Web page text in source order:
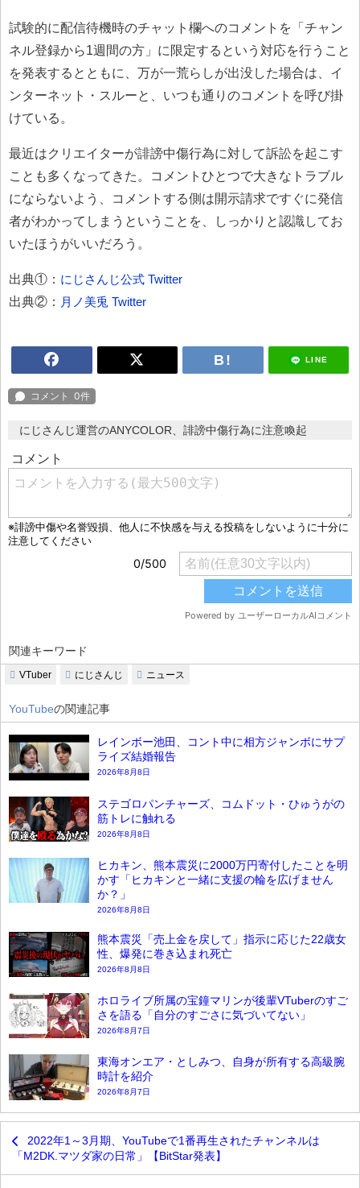
試験的に配信待機時のチャット欄へのコメントを「チャン
ネル登録から1週間の方」に限定するという対応を行うこと
を発表するとともに、万が一荒らしが出没した場合は、イ
ンターネット・スルーと、いつも通りのコメントを呼び掛
けている。
最近はクリエイターが誹謗中傷行為に対して訴訟を起こす
ことも多くなってきた。コメントひとつで大きなトラブル
にならないよう、コメントする側は開示請求ですぐに発信
者がわかってしまうということを、しっかりと認識してお
いたほうがいいだろう。
出典①： にじさんじ公式 Twitter
出典②： 月ノ美兎 Twitter
LINE
にじさんじ運営のANYCOLOR、誹謗中傷行為に注意喚起
関連キーワード
VTuber にじさんじ ニュース
YouTubeの関連記事
レインボー池田、コント中に相方ジャンボにサプ
ライズ結婚報告
2026年8月8日
ステゴロパンチャーズ、コムドット・ひゅうがの
筋トレに触れる
2026年8月8日
ヒカキン、熊本震災に2000万円寄付したことを明
かす「ヒカキンと一緒に支援の輪を広げません
か？」
2026年8月8日
熊本震災「売上金を戻して」指示に応じた22歳女
性、爆発に巻き込まれ死亡
2026年8月8日
ホロライブ所属の宝鐘マリンが後輩VTuberのすご
さを語る「自分のすごさに気づいてない」
2026年8月7日
東海オンエア・としみつ、自身が所有する高級腕
時計を紹介
2026年8月7日
2022年1～3月期、YouTubeで1番再生されたチャンネルは
「M2DK.マツダ家の日常」【BitStar発表】